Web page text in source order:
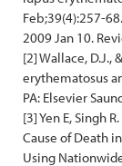
Feb;39(4):257-
2009 Jan 10.
[2] Wallace, D.J.,
erythematosus
PA: Elsevier
[3] Yen E, Singh
Cause of Death
Using